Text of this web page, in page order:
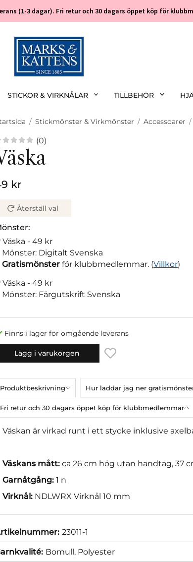
(1-3 dagar). Fri retur och 30 dagars öppet köp för
STICKOR & VIRKNÅLAR TILLBEHÖR
/ Stickmönster & Virkmönster / Accessoarer /
(0)
kr
Återställ val
Väska - 49 kr
Mönster: Digitalt Svenska
Gratismönster för klubbmedlemmar. (Villkor)
Väska - 49 kr
Mönster: Färgutskrift Svenska
Finns i lager för omgående leverans
Lägg i varukorgen
Produktbeskrivning Hur laddar jag ner
Fri retur och 30 dagars öppet köp för klubbmedlemmar
Väskan är virkad runt i ett stycke inklusive
Väskans mått: ca 26 cm hög utan handtag, 37
Garnåtgång: 1 n
Virknål: NDLWRX Virknål 10 mm
23011-1
Bomull, Polyester